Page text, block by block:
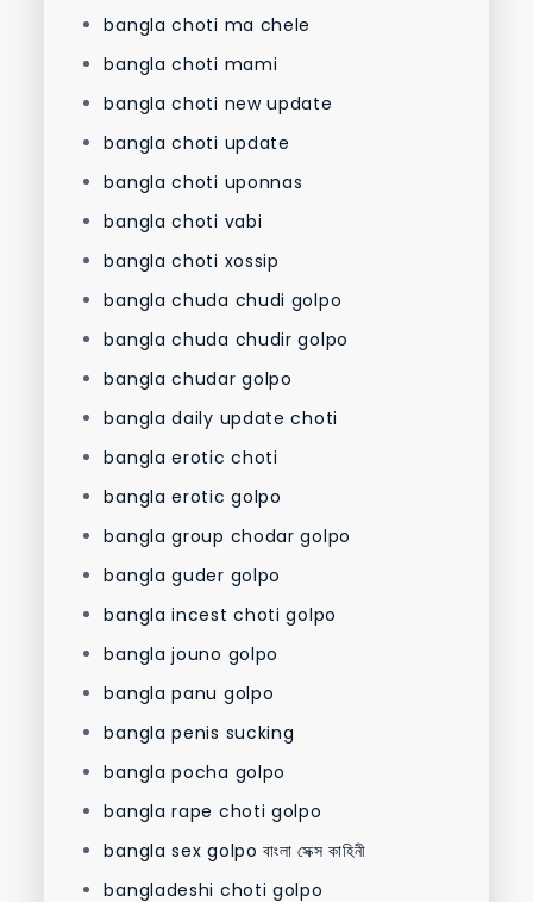
bangla choti ma chele
bangla choti mami
bangla choti new update
bangla choti update
bangla choti uponnas
bangla choti vabi
bangla choti xossip
bangla chuda chudi golpo
bangla chuda chudir golpo
bangla chudar golpo
bangla daily update choti
bangla erotic choti
bangla erotic golpo
bangla group chodar golpo
bangla guder golpo
bangla incest choti golpo
bangla jouno golpo
bangla panu golpo
bangla penis sucking
bangla pocha golpo
bangla rape choti golpo
bangla sex golpo বাংলা সেক্স কাহিনী
bangladeshi choti golpo